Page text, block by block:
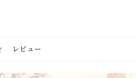
レビュー